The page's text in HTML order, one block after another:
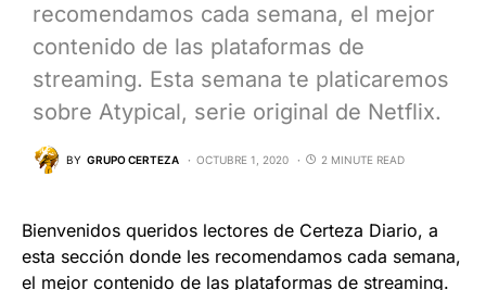
recomendamos cada semana, el mejor
contenido de las plataformas de
streaming. Esta semana te platicaremos
sobre Atypical, serie original de Netflix.
BY GRUPO CERTEZA OCTUBRE 1, 2020 2 MINUTE READ
Bienvenidos queridos lectores de Certeza Diario, a
esta sección donde les recomendamos cada semana,
el mejor contenido de las plataformas de streaming.